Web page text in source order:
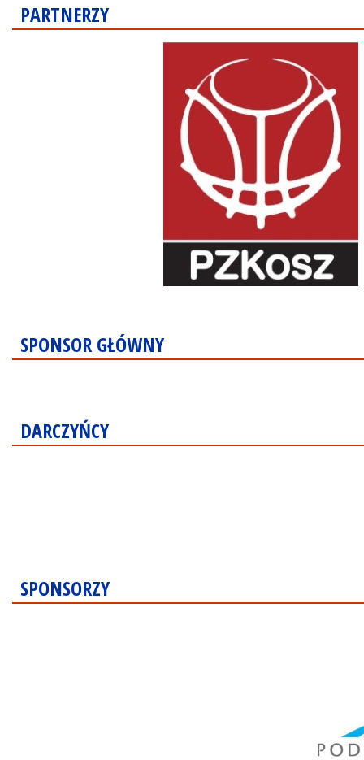
PARTNERZY
SPONSOR GŁÓWNY
DARCZYŃCY
SPONSORZY